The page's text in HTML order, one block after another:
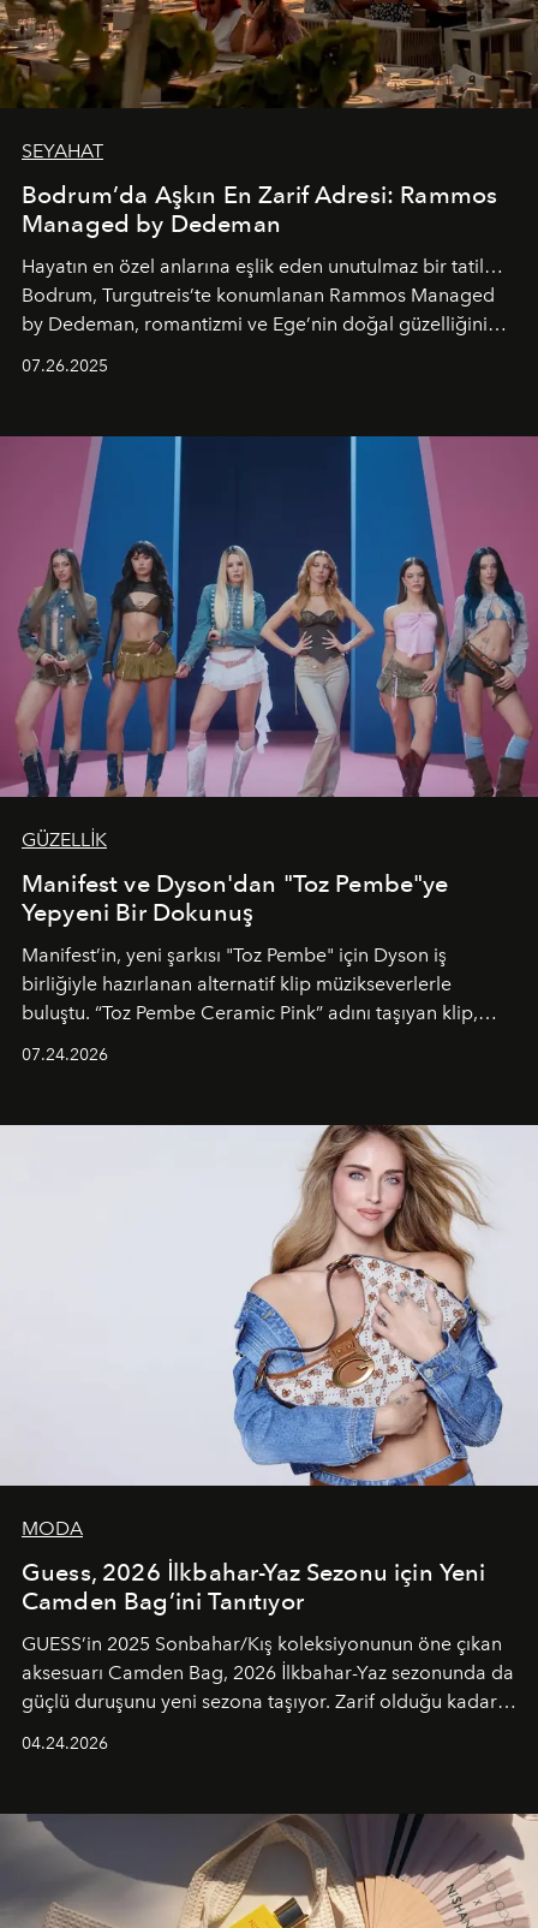
SEYAHAT
Bodrum’da Aşkın En Zarif Adresi: Rammos
Managed by Dedeman
Hayatın en özel anlarına eşlik eden unutulmaz bir tatil…
Bodrum, Turgutreis’te konumlanan Rammos Managed
by Dedeman, romantizmi ve Ege’nin doğal güzelliğini
07.26.2025
GÜZELLİK
Manifest ve Dyson'dan "Toz Pembe"ye
Yepyeni Bir Dokunuş
Manifest’in, yeni şarkısı "Toz Pembe" için Dyson iş
birliğiyle hazırlanan alternatif klip müzikseverlerle
buluştu. “Toz Pembe Ceramic Pink” adını taşıyan klip,
unsurlarından biri olarak öne çıkıyor.
07.24.2026
MODA
Guess, 2026 İlkbahar-Yaz Sezonu için Yeni
Camden Bag’ini Tanıtıyor
GUESS’in 2025 Sonbahar/Kış koleksiyonunun öne çıkan
aksesuarı Camden Bag, 2026 İlkbahar-Yaz sezonunda da
güçlü duruşunu yeni sezona taşıyor. Zarif olduğu kadar
04.24.2026